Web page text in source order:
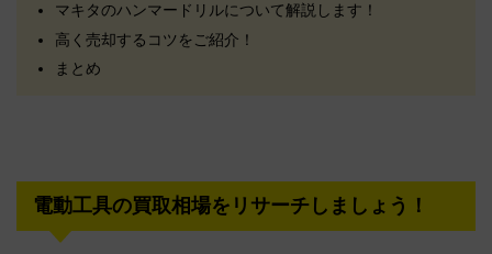
マキタのハンマードリルについて解説します！
高く売却するコツをご紹介！
まとめ
電動工具の買取相場をリサーチしましょう！